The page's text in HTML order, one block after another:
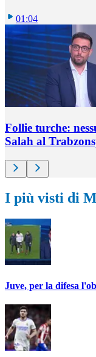
01:04
Follie turche:
Salah al
I più visti di
Juve, per la difesa